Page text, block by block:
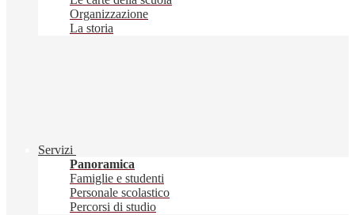
Organizzazione
La storia
Servizi
Panoramica
Famiglie e studenti
Personale scolastico
Percorsi di studio